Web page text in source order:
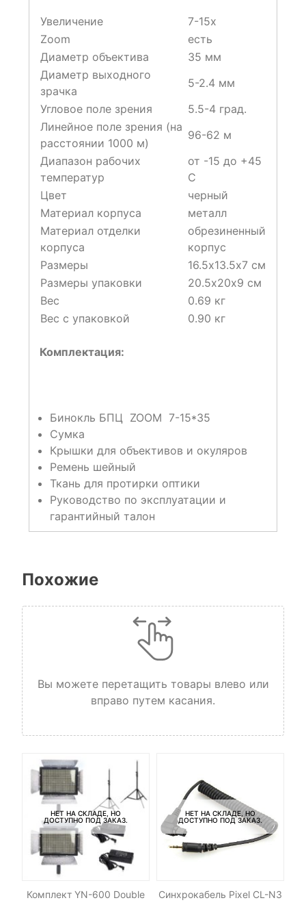
Увеличение
7-15х
Zoom
есть
Диаметр объектива
35 мм
Диаметр выходного
зрачка
5-2.4 мм
Угловое поле зрения
5.5-4 град.
Линейное поле зрения (на
расстоянии 1000 м)
96-62 м
Диапазон рабочих
температур
от -15 до +45
C
Цвет
черный
Материал корпуса
металл
Материал отделки
корпуса
обрезиненный
корпус
Размеры
16.5х13.5х7 см
Размеры упаковки
20.5х20х9 см
Вес
0.69 кг
Вес с упаковкой
0.90 кг
Комплектация:
Бинокль БПЦ ZOOM 7-15*35
Сумка
Крышки для объективов и окуляров
Ремень шейный
Ткань для протирки оптики
Руководство по эксплуатации и
гарантийный талон
Похожие
Вы можете перетащить товары влево или
вправо путем касания.
НЕТ НА СКЛАДЕ, НО
ДОСТУПНО ПОД ЗАКАЗ.
Комплект YN-600 Double
НЕТ НА СКЛАДЕ, НО
ДОСТУПНО ПОД ЗАКАЗ.
Синхрокабель Pixel CL-N3